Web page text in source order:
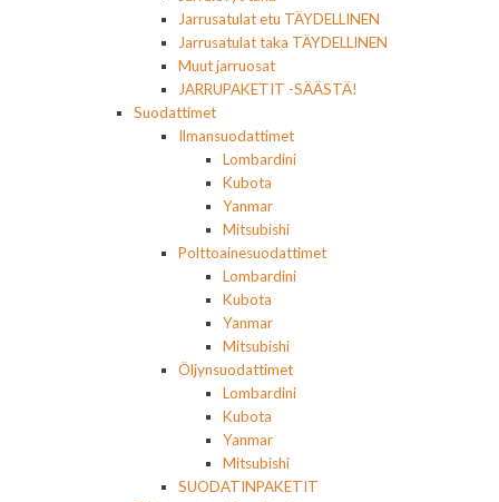
Jarrusatulat etu TÄYDELLINEN
Jarrusatulat taka TÄYDELLINEN
Muut jarruosat
JARRUPAKETIT -SÄÄSTÄ!
Suodattimet
Ilmansuodattimet
Lombardini
Kubota
Yanmar
Mitsubishi
Polttoainesuodattimet
Lombardini
Kubota
Yanmar
Mitsubishi
Öljynsuodattimet
Lombardini
Kubota
Yanmar
Mitsubishi
SUODATINPAKETIT